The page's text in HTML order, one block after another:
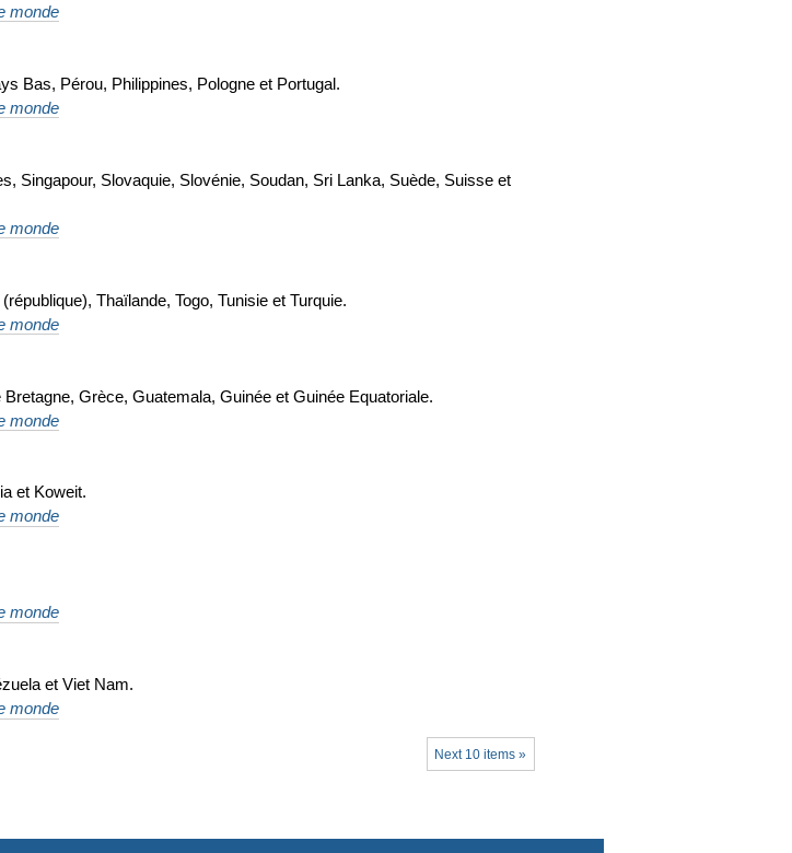
monde
Bas, Pérou, Philippines, Pologne et Portugal.
monde
Singapour, Slovaquie, Slovénie, Soudan, Sri Lanka, Suède, Suisse et
monde
Thaïlande, Togo, Tunisie et Turquie.
monde
Grèce, Guatemala, Guinée et Guinée Equatoriale.
monde
et Koweit.
monde
monde
et Viet Nam.
monde
Next 10 items »